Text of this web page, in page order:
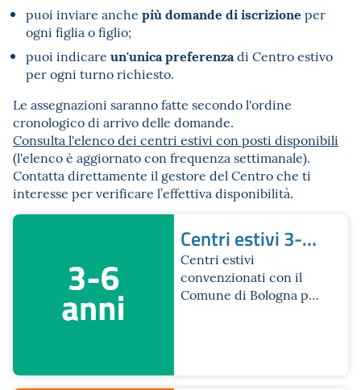
puoi inviare anche più domande di iscrizione per
ogni figlia o figlio;
puoi indicare un'unica preferenzadi Centro estivo
per ogni turno richiesto.
Le assegnazioni saranno fatte secondo l'ordine
cronologico di arrivo delle domande.
Consulta l'elenco dei centri estivi con posti disponibili
(l'elenco è aggiornato con frequenza settimanale).
Contatta direttamente il gestore del Centro che ti
interesse per verificare l’effettiva disponibilità.
Centri estivi 3-6
anni
Centri estivi
convenzionati con il
Comune di Bologna per